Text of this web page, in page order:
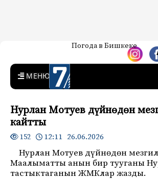
7-канал.
Кыргызстан
Жаңылыктар — Кыргызстан
Погода в Бишкеке
MENU
Нурлан Мотуев дүйнөдөн
кайтты
152 12:11 26.06.2026
Нурлан Мотуев дүйнөдөн
Маалыматты анын бир тууганы
тастыктаганын ЖМКлар жазды.